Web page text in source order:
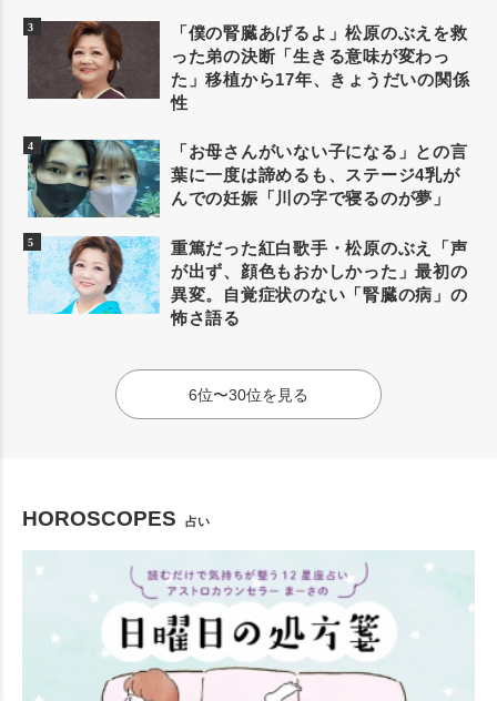
「僕の腎臓あげるよ」松原のぶえを救
った弟の決断「生きる意味が変わっ
た」移植から17年、きょうだいの関係
性
「お母さんがいない子になる」との言
葉に一度は諦めるも、ステージ4乳が
んでの妊娠「川の字で寝るのが夢」
重篤だった紅白歌手・松原のぶえ「声
が出ず、顔色もおかしかった」最初の
異変。自覚症状のない「腎臓の病」の
怖さ語る
6位〜30位を見る
HOROSCOPES 占い